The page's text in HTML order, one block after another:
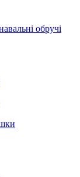
обручі